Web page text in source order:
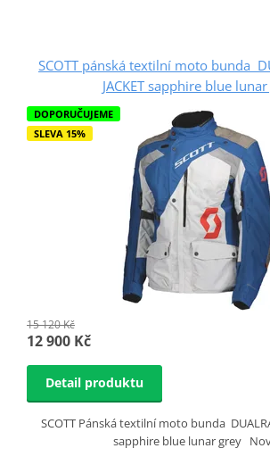
SCOTT pánská textilní moto bunda
JACKET sapphire blue
DOPORUČUJEME
SLEVA 15%
15 120 Kč
12 900 Kč
Detail produktu
SCOTT Pánská textilní moto bunda
sapphire blue lunar grey